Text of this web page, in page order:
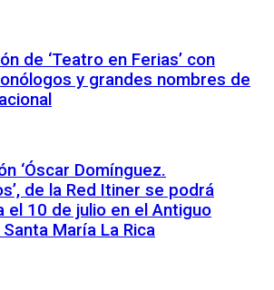
de ‘Teatro en Ferias’ con
y grandes nombres de
‘Óscar Domínguez.
de la Red Itiner se podrá
el 10 de julio en el Antiguo
María La Rica